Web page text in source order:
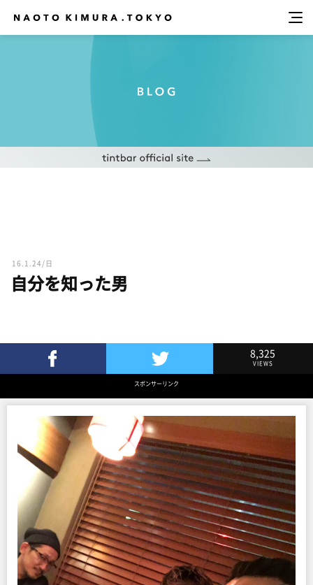
16.1.24/日
自分を知った男
Twitterでツイート
8,325
VIEWS
スポンサーリンク